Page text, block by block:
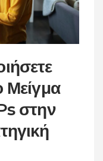
Μείγμα
στην